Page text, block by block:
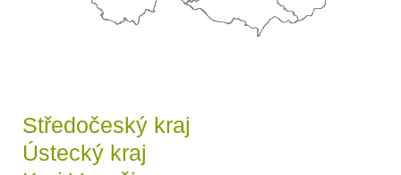
Středočeský kraj
Ústecký kraj